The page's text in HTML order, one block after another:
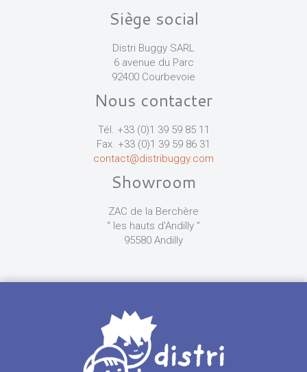
Siège social
Distri Buggy SARL
6 avenue du Parc
92400 Courbevoie
Nous contacter
Tél. +33 (0)1 39 59 85 11
Fax. +33 (0)1 39 59 86 31
contact@distribuggy.com
Showroom
ZAC de la Berchère
“ les hauts d'Andilly ”
95580 Andilly